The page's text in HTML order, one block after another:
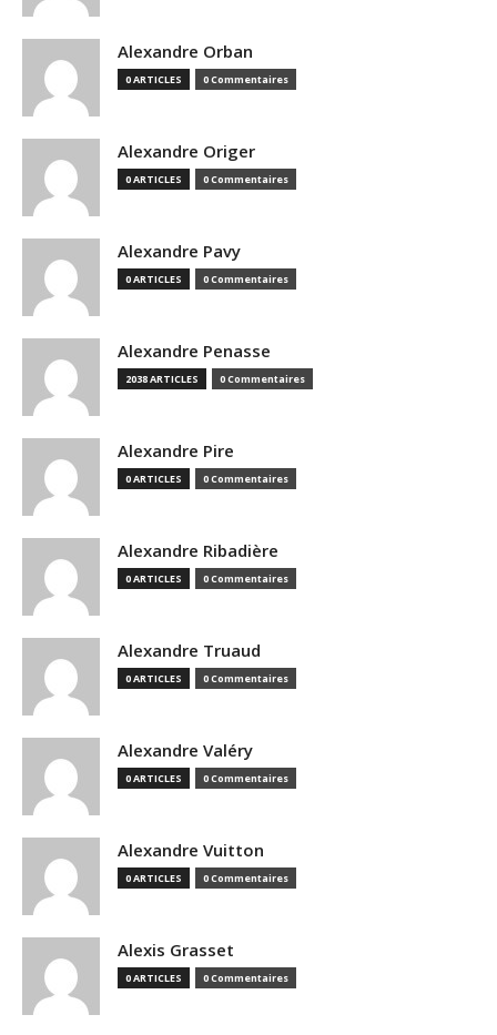
Alexandre Orban
0 ARTICLES 0 Commentaires
Alexandre Origer
0 ARTICLES 0 Commentaires
Alexandre Pavy
0 ARTICLES 0 Commentaires
Alexandre Penasse
2038 ARTICLES 0 Commentaires
Alexandre Pire
0 ARTICLES 0 Commentaires
Alexandre Ribadière
0 ARTICLES 0 Commentaires
Alexandre Truaud
0 ARTICLES 0 Commentaires
Alexandre Valéry
0 ARTICLES 0 Commentaires
Alexandre Vuitton
0 ARTICLES 0 Commentaires
Alexis Grasset
0 ARTICLES 0 Commentaires